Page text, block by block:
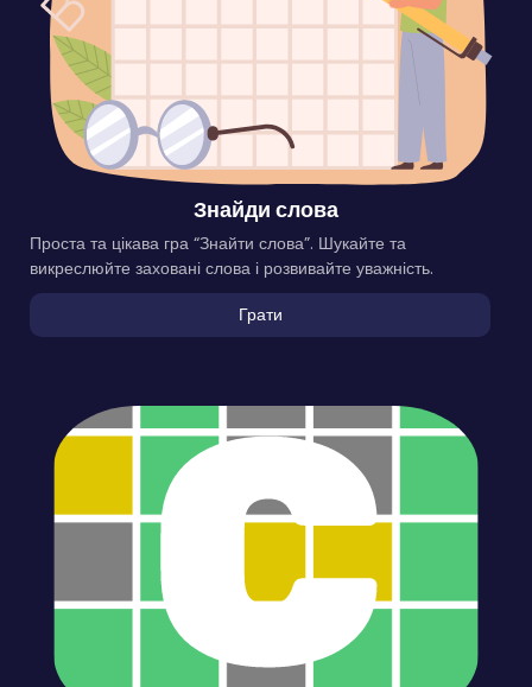
Знайди слова
Проста та цікава гра “Знайти слова”. Шукайте та
викреслюйте заховані слова і розвивайте уважність.
Грати